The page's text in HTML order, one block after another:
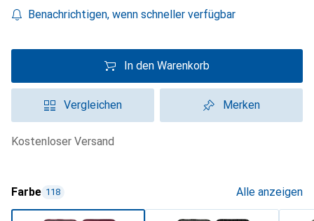
Benachrichtigen, wenn schneller verfügbar
In den Warenkorb
Vergleichen Merken
kostenloser Versand
Farbe 118 Alle anzeigen